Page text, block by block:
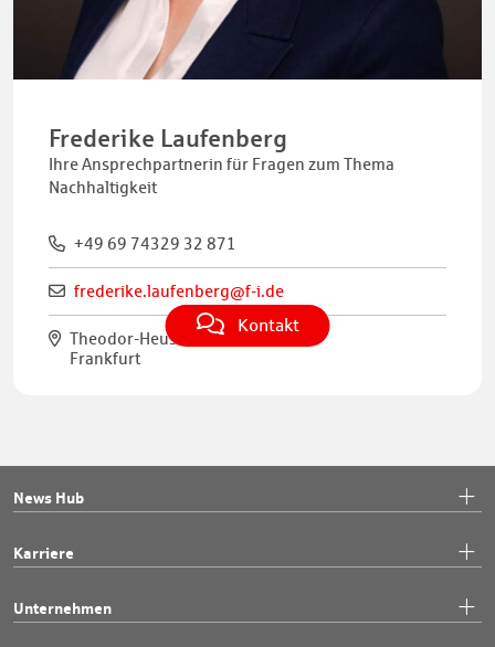
Kontakt
Frederike Laufenberg
Ihre Ansprechpartnerin für Fragen zum Thema
Nachhaltigkeit
+49 69 74329 32 871
frederike.laufenberg@f-i.de
Theodor-Heuss-Allee 90
Frankfurt
News Hub
Karriere
Unternehmen